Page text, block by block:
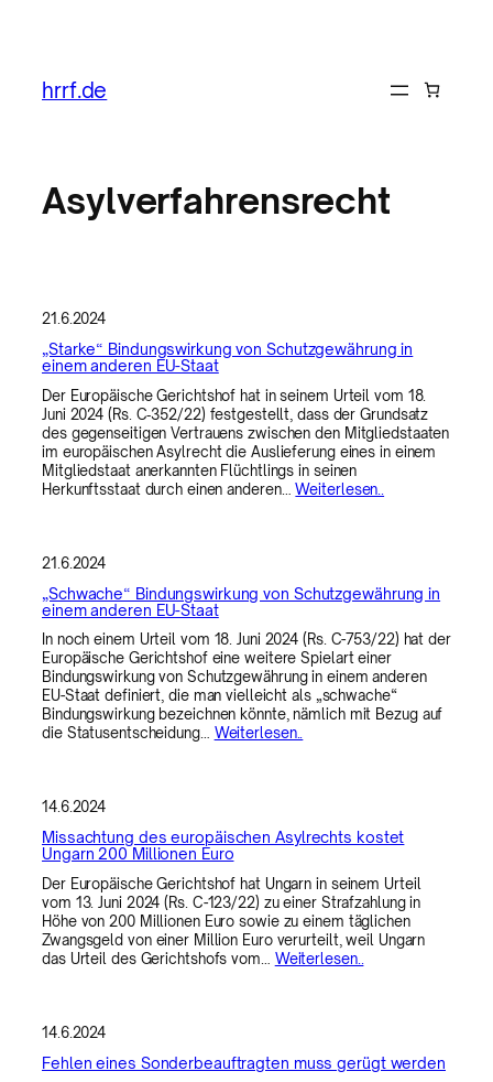
springen
hrrf.de
Asylverfahrensrecht
21.6.2024
„Starke“ Bindungswirkung von Schutzgewährung in
einem anderen EU-Staat
Der Europäische Gerichtshof hat in seinem Urteil vom 18.
Juni 2024 (Rs. C‑352/22) festgestellt, dass der Grundsatz
des gegenseitigen Vertrauens zwischen den Mitgliedstaaten
im europäischen Asylrecht die Auslieferung eines in einem
Mitgliedstaat anerkannten Flüchtlings in seinen
Herkunftsstaat durch einen anderen…Weiterlesen..
21.6.2024
„Schwache“ Bindungswirkung von Schutzgewährung in
einem anderen EU-Staat
In noch einem Urteil vom 18. Juni 2024 (Rs. C-753/22) hat der
Europäische Gerichtshof eine weitere Spielart einer
Bindungswirkung von Schutzgewährung in einem anderen
EU-Staat definiert, die man vielleicht als „schwache“
Bindungswirkung bezeichnen könnte, nämlich mit Bezug auf
die Statusentscheidung… Weiterlesen..
14.6.2024
Missachtung des europäischen Asylrechts kostet
Ungarn 200 Millionen Euro
Der Europäische Gerichtshof hat Ungarn in seinem Urteil
vom 13. Juni 2024 (Rs. C-123/22) zu einer Strafzahlung in
Höhe von 200 Millionen Euro sowie zu einem täglichen
Zwangsgeld von einer Million Euro verurteilt, weil Ungarn
das Urteil des Gerichtshofs vom… Weiterlesen..
14.6.2024
Fehlen eines Sonderbeauftragten muss gerügt werden